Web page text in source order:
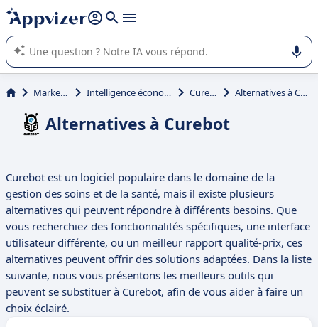
répondre (plusieurs lignes avec
L'IA de Appvizer vous guide dans l'utilisation ou la sélection de
logiciel SaaS en entreprise.
Marketing Intelligence économique Curebot Alternatives à Curebot
Alternatives à Curebot
Curebot est un logiciel populaire dans le domaine de la
gestion des soins et de la santé, mais il existe plusieurs
alternatives qui peuvent répondre à différents besoins. Que
vous recherchiez des fonctionnalités spécifiques, une interface
utilisateur différente, ou un meilleur rapport qualité-prix, ces
alternatives peuvent offrir des solutions adaptées. Dans la liste
suivante, nous vous présentons les meilleurs outils qui
peuvent se substituer à Curebot, afin de vous aider à faire un
choix éclairé.